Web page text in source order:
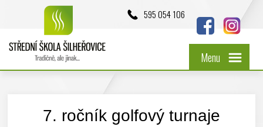
595 054 106
Menu
7. ročník golfový turnaje